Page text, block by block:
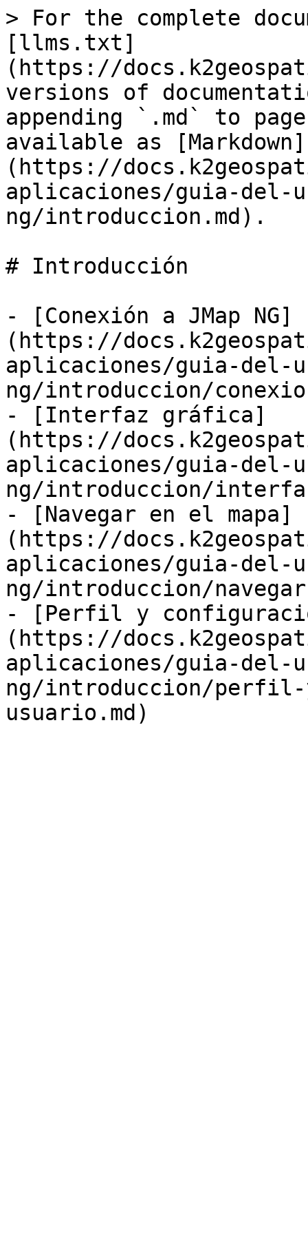
> For the complete
[llms.txt]
(https://
versions of
appending `.md` to
available as [Markdown]
(https://
aplicaciones/guia-del-
ng/introduccion.md).
# Introducción
- [Conexión a JMap NG]
(https://
aplicaciones/guia-del-
ng/introduccion/
- [Interfaz gráfica]
(https://
aplicaciones/guia-del-
ng/introduccion/
- [Navegar en el mapa]
(https://
aplicaciones/guia-del-
ng/introduccion/
- [Perfil y
(https://
aplicaciones/guia-del-
ng/introduccion/